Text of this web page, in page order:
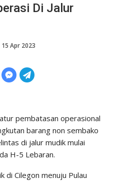
Di Jalur
15 Apr 2023
pembatasan operasional
barang non sembako
di jalur mudik mulai
H-5 Lebaran.
di Cilegon menuju Pulau